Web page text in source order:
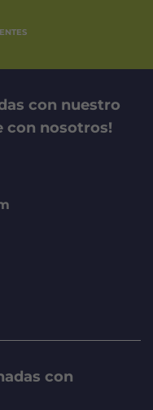
con nuestro
con nosotros!
con